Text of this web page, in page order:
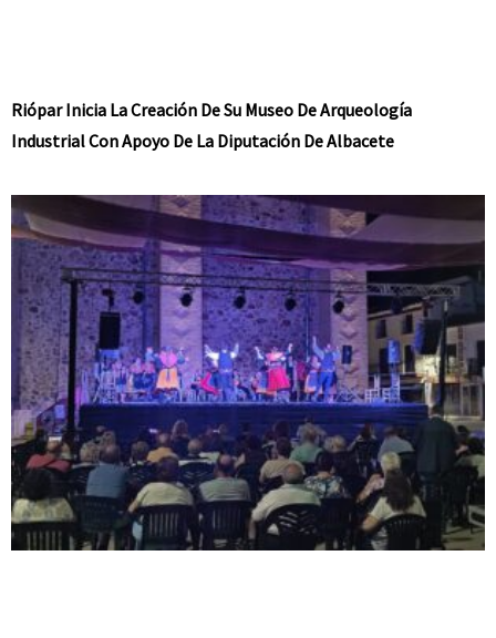
Riópar Inicia La Creación De Su Museo De Arqueología
Industrial Con Apoyo De La Diputación De Albacete